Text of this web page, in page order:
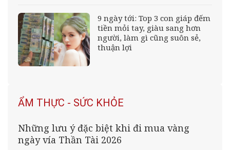
9 ngày tới: Top 3 con giáp đếm
tiền mỏi tay, giàu sang hơn
người, làm gì cũng suôn sẻ,
thuận lợi
ẨM THỰC - SỨC KHỎE
Những lưu ý đặc biệt khi đi mua vàng
ngày vía Thần Tài 2026